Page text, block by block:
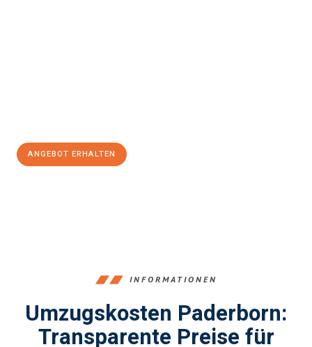
ANGEBOT ERHALTEN
INFORMATIONEN
Umzugskosten Paderborn:
Transparente Preise für